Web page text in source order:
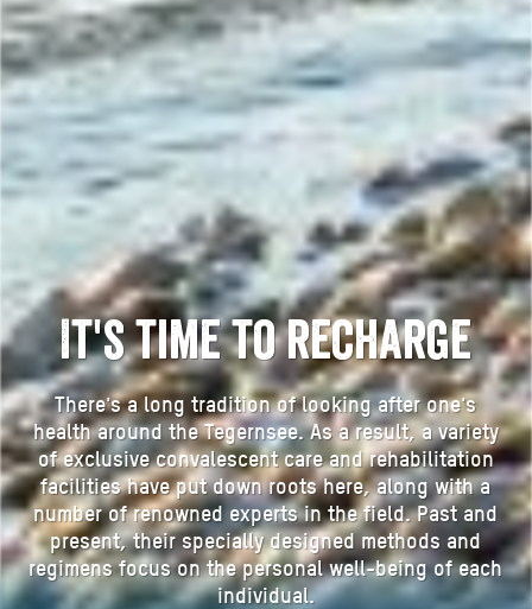
It's time to recharge
There's a long tradition of looking after one's
health around the Tegernsee. As a result, a variety
of exclusive convalescent care and rehabilitation
facilities have put down roots here, along with a
number of renowned experts in the field. Past and
present, their specially designed methods and
regimens focus on the personal well-being of each
individual.